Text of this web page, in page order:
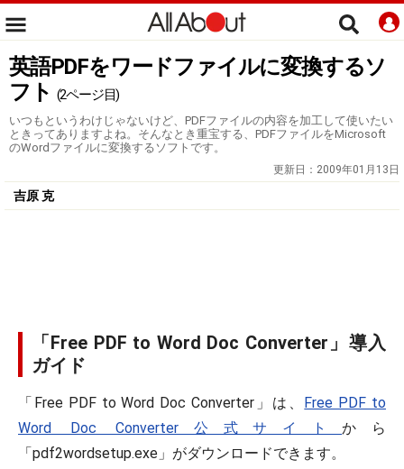
英語PDFをワードファイルに変換するソ
フト (2ページ目)
いつもというわけじゃないけど、PDFファイルの内容を加工して使いたい
ときってありますよね。そんなとき重宝する、PDFファイルをMicrosoft
のWordファイルに変換するソフトです。
更新日： 2009年01月13日
吉原 克
「Free PDF to Word Doc Converter」導入
ガイド
「Free PDF to Word Doc Converter」は、 Free PDF to
Word Doc Converter公式サイトから
「pdf2wordsetup.exe」がダウンロードできます。